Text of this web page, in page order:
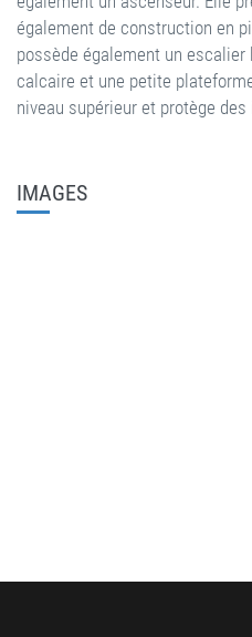
également de construction en
possède également un
calcaire et une petite
niveau supérieur et protège
IMAGES